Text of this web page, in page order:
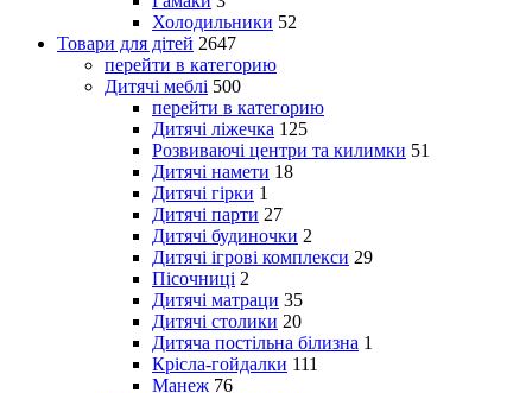
Холодильники 52
Товари для дітей 2647
перейти в категорию
Дитячі меблі 500
перейти в категорию
Дитячі ліжечка 125
Розвиваючі центри та килимки 51
Дитячі намети 18
Дитячі гірки 1
Дитячі парти 27
Дитячі будиночки 2
Дитячі ігрові комплекси 29
Пісочниці 2
Дитячі матраци 35
Дитячі столики 20
Дитяча постільна білизна 1
Крісла-гойдалки 111
Манеж 76